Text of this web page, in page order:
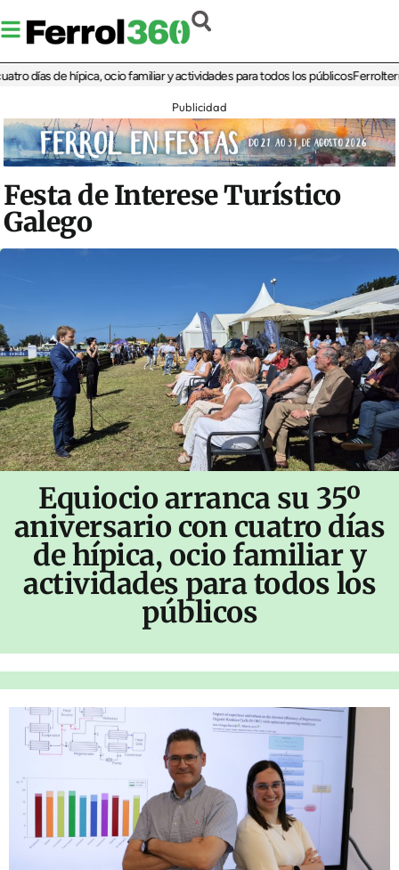
de hípica, ocio familiar y actividades para todos los públicosFerrolterra
Publicidad
Festa de Interese Turístico
Galego
Equiocio arranca su 35º
aniversario con cuatro días
de hípica, ocio familiar y
actividades para todos los
públicos